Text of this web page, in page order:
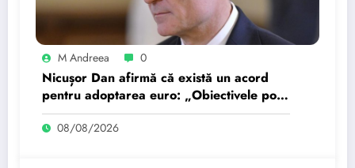
M Andreea 0
Nicușor Dan afirmă că există un acord
pentru adoptarea euro: „Obiectivele pot
fi realizate dacă…
08/08/2026